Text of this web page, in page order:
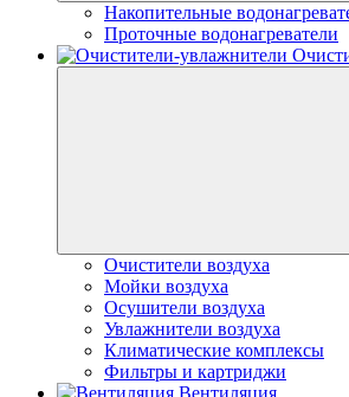
Накопительные
Проточные водонагреватели
Очистители воздуха
Мойки воздуха
Осушители воздуха
Увлажнители воздуха
Климатические комплексы
Фильтры и картриджи
Вентиляция